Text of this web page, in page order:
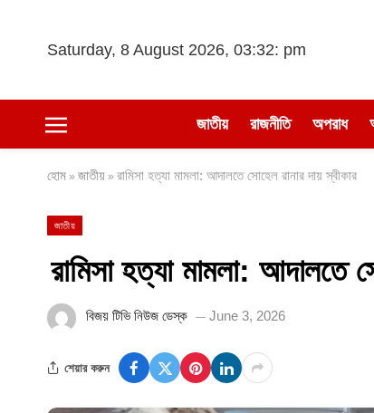
Saturday, 8 August 2026, 03:32: pm
জাতীয় রাজনীতি অপরাধ
হোম » জাতীয় » রামিসা হত্যা মামলা: আদালতে সোহেল রানার দায় স্বীকার
জাতীয়
রামিসা হত্যা মামলা: আদালতে
বিজয় টিভি নিউজ ডেস্ক June 3, 2026
শেয়ার করুন